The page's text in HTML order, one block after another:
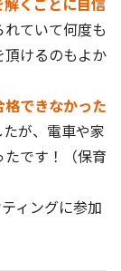
ていて何度も
けるのもよか
できなかった
が、電車や家
です！（保育
ィングに参加